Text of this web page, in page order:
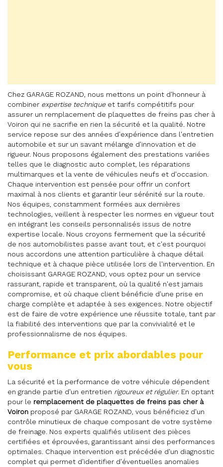
Chez GARAGE ROZAND, nous mettons un point d'honneur à
combiner expertise techniqueet tarifs compétitifs pour
assurer un remplacement de plaquettes de freins pas cher à
Voiron qui ne sacrifie en rien la sécurité et la qualité. Notre
service repose sur des années d'expérience dans l'entretien
automobile et sur un savant mélange d'innovation et de
rigueur. Nous proposons également des prestations variées
telles que le diagnostic auto complet, les réparations
multimarques et la vente de véhicules neufs et d'occasion.
Chaque intervention est pensée pour offrir un confort
maximal à nos clients et garantir leur sérénité sur la route.
Nos équipes, constamment formées aux dernières
technologies, veillent à respecter les normes en vigueur tout
en intégrant les conseils personnalisés issus de notre
expertise locale. Nous croyons fermement que la sécurité
de nos automobilistes passe avant tout, et c'est pourquoi
nous accordons une attention particulière à chaque détail
technique et à chaque pièce utilisée lors de l'intervention. En
choisissant GARAGE ROZAND, vous optez pour un service
rassurant, rapide et transparent, où la qualité n'est jamais
compromise, et où chaque client bénéficie d'une prise en
charge complète et adaptée à ses exigences. Notre objectif
est de faire de votre expérience une réussite totale, tant par
la fiabilité des interventions que par la convivialité et le
professionnalisme de nos équipes.
Performance et prix abordables pour
vous
La sécurité et la performance de votre véhicule dépendent
en grande partie d'un entretien rigoureux et régulier. En optant
pour le remplacement de plaquettes de freins pas cher à
Voiron proposé par GARAGE ROZAND, vous bénéficiez d'un
contrôle minutieux de chaque composant de votre système
de freinage. Nos experts qualifiés utilisent des pièces
certifiées et éprouvées, garantissant ainsi des performances
optimales. Chaque intervention est précédée d'un diagnostic
complet qui permet d'identifier d'éventuelles anomalies